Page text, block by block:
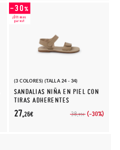
(3 COLORES) (TALLA 24 - 34)
SANDALIAS NIÑA EN PIEL CON
TIRAS ADHERENTES
38,95€ (-30%)
27,26€